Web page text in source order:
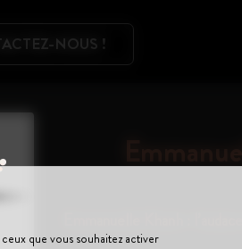
que vous souhaitez activer
NOUS !